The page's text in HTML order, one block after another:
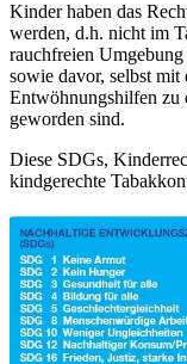
Kinder haben das
werden, d.h. nicht im
rauchfreien
sowie davor, selbst mit
Entwöhnungshilfen zu
geworden sind.
Diese SDGs,
kindgerechte